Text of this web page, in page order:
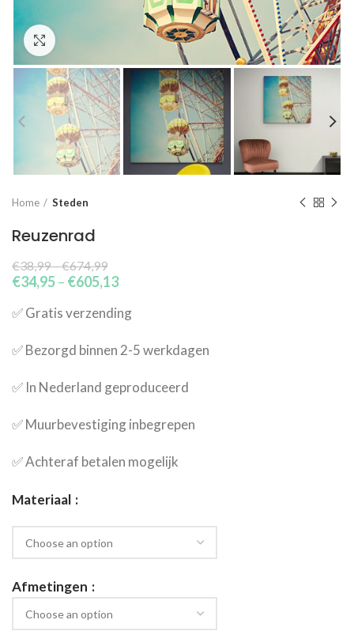
Home Steden
Reuzenrad
€38,99–€674,99
€34,95– €605,13
✅​ Gratis verzending
✅​ Bezorgd binnen 2-5 werkdagen
✅​ In Nederland geproduceerd
✅​ Muurbevestiging inbegrepen
✅​ Achteraf betalen mogelijk
Materiaal
Afmetingen